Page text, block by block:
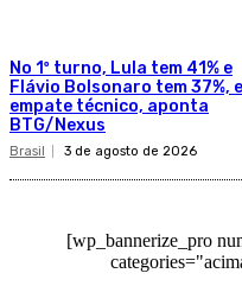
No 1º turno, Lula tem 41% e
Flávio Bolsonaro tem 37%,
empate técnico, aponta
BTG/Nexus
Brasil 3 de agosto de 2026
[wp_bannerize_pro